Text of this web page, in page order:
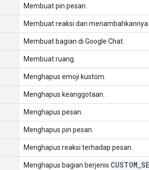
Membuat pin pesan.
Membuat reaksi dan menambahkannya
Membuat bagian di Google Chat.
Membuat ruang.
Menghapus emoji kustom.
Menghapus keanggotaan.
Menghapus pesan.
Menghapus pin pesan.
Menghapus reaksi terhadap pesan.
Menghapus bagian berjenis CUSTOM